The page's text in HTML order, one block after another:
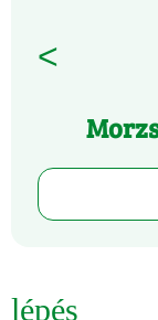
<
lépés